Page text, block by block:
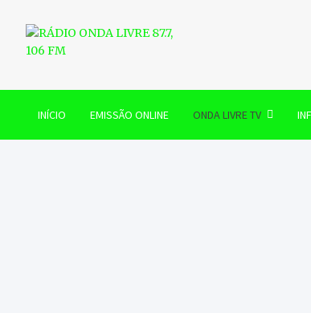
content
RÁDIO ONDA LIVRE
INÍCIO EMISSÃO ONLINE ONDA LIVRE TV